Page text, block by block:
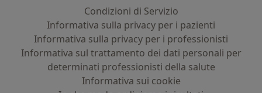
Condizioni di Servizio
Informativa sulla privacy per i pazienti
Informativa sulla privacy per i professionisti
Informativa sul trattamento dei dati personali per
determinati professionisti della salute
Informativa sui cookie